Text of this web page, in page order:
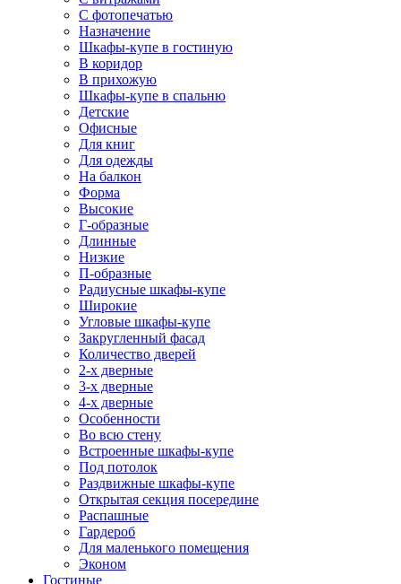
С фотопечатью
Назначение
Шкафы-купе в гостиную
В коридор
В прихожую
Шкафы-купе в спальню
Детские
Офисные
Для книг
Для одежды
На балкон
Форма
Высокие
Г-образные
Длинные
Низкие
П-образные
Радиусные шкафы-купе
Широкие
Угловые шкафы-купе
Закругленный фасад
Количество дверей
2-х дверные
3-х дверные
4-х дверные
Особенности
Во всю стену
Встроенные шкафы-купе
Под потолок
Раздвижные шкафы-купе
Открытая секция посередине
Распашные
Гардероб
Для маленького помещения
Эконом
Гостиные